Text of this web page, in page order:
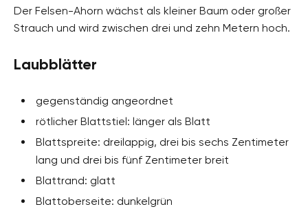
Der Felsen-Ahorn wächst als kleiner Baum oder großer
Strauch und wird zwischen drei und zehn Metern hoch.
Laubblätter
gegenständig angeordnet
rötlicher Blattstiel: länger als Blatt
Blattspreite: dreilappig, drei bis sechs Zentimeter
lang und drei bis fünf Zentimeter breit
Blattrand: glatt
Blattoberseite: dunkelgrün